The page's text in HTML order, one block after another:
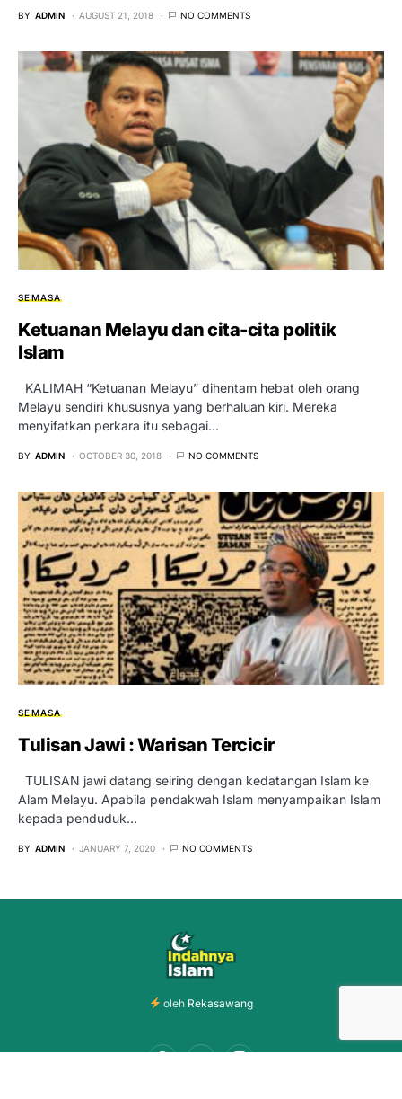
BY ADMIN AUGUST 21, 2018 NO COMMENTS
SEMASA
Ketuanan Melayu dan cita-cita politik
Islam
KALIMAH “Ketuanan Melayu” dihentam hebat oleh orang
Melayu sendiri khususnya yang berhaluan kiri. Mereka
menyifatkan perkara itu sebagai…
BY ADMIN OCTOBER 30, 2018 NO COMMENTS
SEMASA
Tulisan Jawi : Warisan Tercicir
TULISAN jawi datang seiring dengan kedatangan Islam ke
Alam Melayu. Apabila pendakwah Islam menyampaikan Islam
kepada penduduk…
BY ADMIN JANUARY 7, 2020 NO COMMENTS
oleh Rekasawang